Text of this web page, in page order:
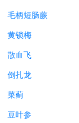
毛柄短肠蕨
黄锁梅
散血飞
倒扎龙
菜蓟
豆叶参